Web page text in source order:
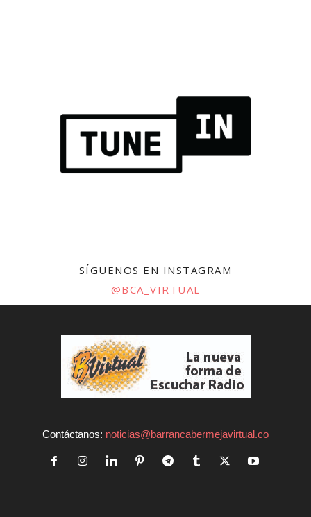
SÍGUENOS EN INSTAGRAM
@BCA_VIRTUAL
Contáctanos: noticias@barrancabermejavirtual.co